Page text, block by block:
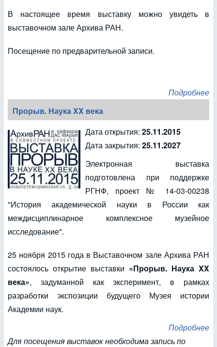
В настоящее время выставку можно увидеть в
выставочном зале Архива РАН.
Посещение по предварительной записи.
Подробнее
Прорыв. Наука XX века
Дата открытия: 25.11.2015
Дата закрытия: 25.11.2027
Электронная выставка
подготовлена при поддержке
РГНФ, проект № 14-03-00238
"История академической науки в России как
междисциплинарное комплексное музейное
исследование".
25 ноября 2015 года в Выставочном зале Архива РАН
состоялось открытие выставки «Прорыв. Наука XX
века», задуманной как эксперимент, в рамках
разработки экспозиции будущего Музея истории
Академии наук.
Подробнее
Для посещения выставок необходима запись по